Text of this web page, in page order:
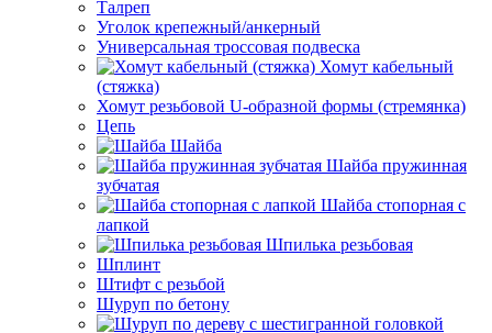
Талреп
Уголок крепежный/анкерный
Универсальная троссовая подвеска
Хомут кабельный
(стяжка)
Хомут резьбовой U-образной формы (стремянка)
Цепь
Шайба
Шайба пружинная
зубчатая
Шайба стопорная с
лапкой
Шпилька резьбовая
Шплинт
Штифт с резьбой
Шуруп по бетону